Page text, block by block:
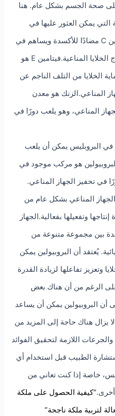
صحة الجسم بشكل عام. هنا
التي يمكن العثور عليها في
البروبليس:فيتامين C يعتبر فيتامين C مضادًا للأكسدة ويساهم في
تقوية الجهاز المناعي وتحفيز إنتاج الخلايا المناعية.فيتامين E هو
الخلايا من التلف الناجم عن
المناعي.الزنك هو معدن
المناعي، وهو يلعب دورًا في
في البروبليس يمكن أن يلعب
البروبيولين هو مركب موجود في
في تحفيز الجهاز المناعي.
الجهاز المناعي بشكل عام من
وتفعيلها بفعالية.الجهاز
بين مجموعة متنوعة من
يُعتقد أن البروبيولين يمكن
وتعزيز تفاعلها لزيادة القدرة
الرغم من أن هناك بعض
أن البروبيولين يمكن أن يساعد
لا يزال هناك حاجة إلى المزيد من
والجرعات اللازمة لتحقيق الفوائد
الطبيب قبل استخدام أي
خاصة إذا كنت تعاني من
أخرى.“كيفية الحصول على ملكة
لتربية ملكة ناجحة”